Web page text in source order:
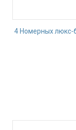
4 Номерных люкс-